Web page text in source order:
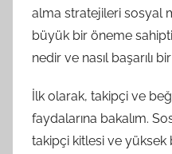
alma stratejileri sosyal
büyük bir öneme
nedir ve nasıl başarılı
İlk olarak, takipçi ve
faydalarına bakalım.
takipçi kitlesi ve yüksek